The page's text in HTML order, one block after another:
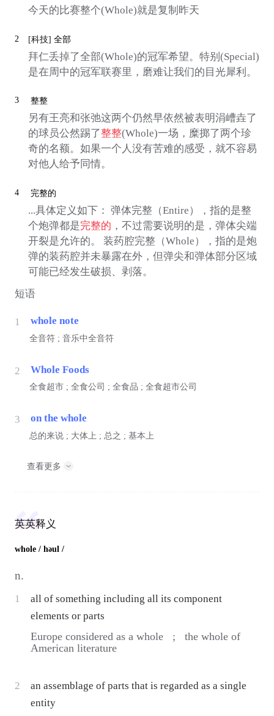
今天的比赛整个(Whole)就是复制昨天
2 [科技] 全部
拜仁丢掉了全部(Whole)的冠军希望。特别(Special)
是在周中的冠军联赛里，磨难让我们的目光犀利。
3 整整
另有王亮和张弛这两个仍然早依然被表明涓嶆垚了
的球员公然踢了整整(Whole)一场，糜掷了两个珍
奇的名额。如果一个人没有苦难的感受，就不容易
对他人给予同情。
4 完整的
...具体定义如下： 弹体完整（Entire），指的是整
个炮弹都是完整的 ，不过需要说明的是，弹体尖端
开裂是允许的。 装药腔完整（Whole），指的是炮
弹的装药腔并未暴露在外，但弹尖和弹体部分区域
可能已经发生破损、剥落。
短语
1 whole note
全音符 ; 音乐中全音符
2 Whole Foods
全食超市 ; 全食公司 ; 全食品 ; 全食超市公司
3 on the whole
总的来说 ; 大体上 ; 总之 ; 基本上
查看更多
英英释义
whole / həul /
n.
1
all of something including all its component
elements or parts
Europe considered as a whole ;
the whole of
American literature
2
an assemblage of parts that is regarded as a single
entity